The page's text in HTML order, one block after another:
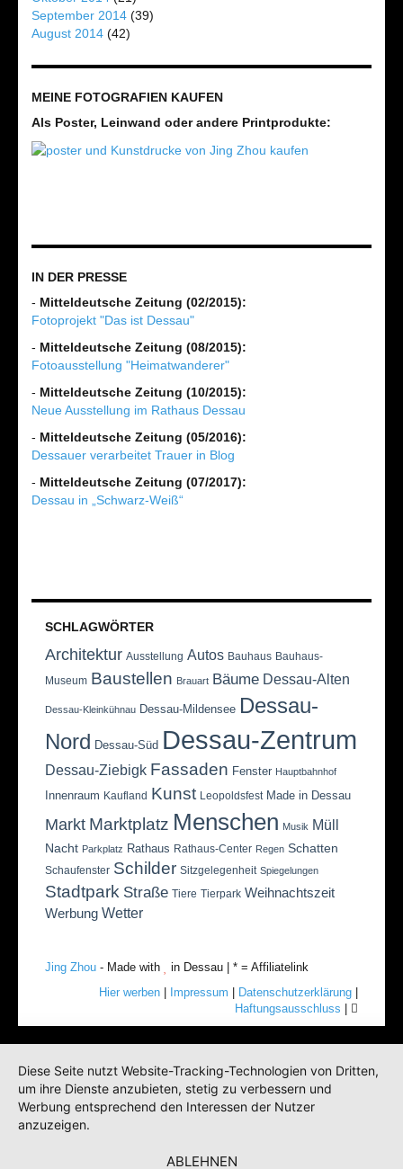
September 2014 (39)
August 2014 (42)
MEINE FOTOGRAFIEN KAUFEN
Als Poster, Leinwand oder andere Printprodukte:
IN DER PRESSE
- Mitteldeutsche Zeitung (02/2015):
Fotoprojekt "Das ist Dessau"
- Mitteldeutsche Zeitung (08/2015):
Fotoausstellung "Heimatwanderer"
- Mitteldeutsche Zeitung (10/2015):
Neue Ausstellung im Rathaus Dessau
- Mitteldeutsche Zeitung (05/2016):
Dessauer verarbeitet Trauer in Blog
- Mitteldeutsche Zeitung (07/2017):
Dessau in „Schwarz-Weiß“
SCHLAGWÖRTER
Architektur Ausstellung Autos Bauhaus Bauhaus-
Museum Baustellen Brauart Bäume Dessau-Alten
Dessau-Kleinkühnau Dessau-Mildensee Dessau-
Nord Dessau-Süd Dessau-Zentrum
Dessau-Ziebigk Fassaden Fenster Hauptbahnhof
Innenraum Kaufland Kunst Leopoldsfest Made in Dessau
Markt Marktplatz Menschen Musik Müll
Nacht Parkplatz Rathaus Rathaus-Center Regen Schatten
Schaufenster Schilder Sitzgelegenheit Spiegelungen
Stadtpark Straße Tiere Tierpark Weihnachtszeit
Werbung Wetter
Jing Zhou - Made with
in Dessau | * = Affiliatelink
Hier werben
Impressum Datenschutzerklärung
Haftungsausschluss
Diese Seite nutzt Website-Tracking-Technologien von Dritten,
um ihre Dienste anzubieten, stetig zu verbessern und
Werbung entsprechend den Interessen der Nutzer
anzuzeigen.
ABLEHNEN